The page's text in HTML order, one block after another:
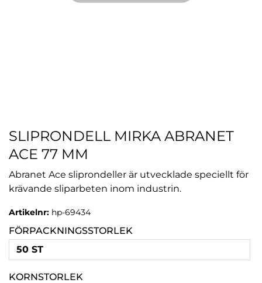
SLIPRONDELL MIRKA ABRANET
ACE 77 MM
Abranet Ace sliprondeller är utvecklade speciellt för
krävande sliparbeten inom industrin.
Artikelnr: hp-69434
FÖRPACKNINGSSTORLEK
50 ST
KORNSTORLEK